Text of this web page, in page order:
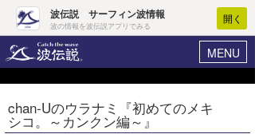
波伝説 サーフィン波情報
波の情報を波伝説アプリでみる
開く
MENU
ヘルプ マイホーム
ログイン
chan-Uのウラナミ『初めてのメキ
シコ。～カンクン編～』
Core Surf Japan